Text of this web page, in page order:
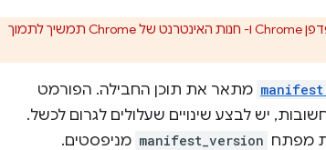
התמיכה באפליקציות Chrome תוסר בכל הפלטפורמות מ-Chrome. דפדפן Chrome ו- חנות האינטרנט של Chrome תמשיך לתמוך
מתאר את תוכן החבילה. הפורמט
יש לבצע שינויים שעלולים לגרום לכשל.
מפתח manifest_version מניפסטים.